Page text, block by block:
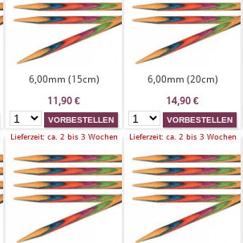
6,00mm (15cm)
11,90 €
6,00mm (20cm)
14,90 €
Lieferzeit: ca. 2 bis 3 Wochen Lieferzeit: ca. 2 bis 3 Wochen